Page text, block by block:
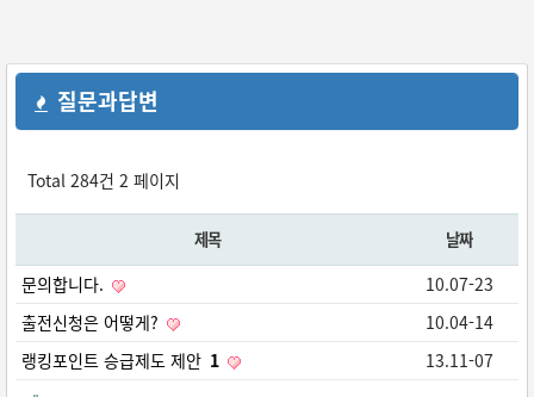
질문과답변
Total 284건 2 페이지
제목 날짜
문의합니다.
10.07-23
출전신청은 어떻게?
10.04-14
랭킹포인트 승급제도 제안 1 13.11-07